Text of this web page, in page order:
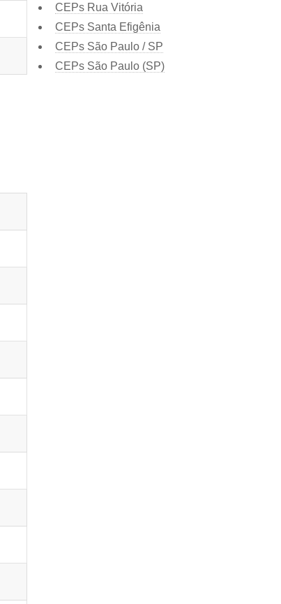
CEPs Rua Vitória
CEPs Santa Efigênia
CEPs São Paulo / SP
CEPs São Paulo (SP)